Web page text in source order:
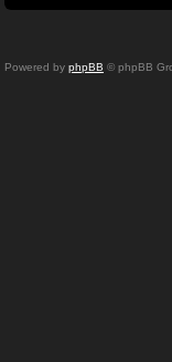
Powered by phpBB © phpBB